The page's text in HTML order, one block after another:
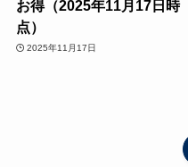
お得（2025年11月17日時
点）
2025年11月17日